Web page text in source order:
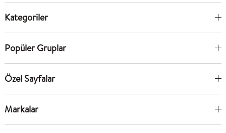
Kategoriler
Popüler Gruplar
Özel Sayfalar
Markalar